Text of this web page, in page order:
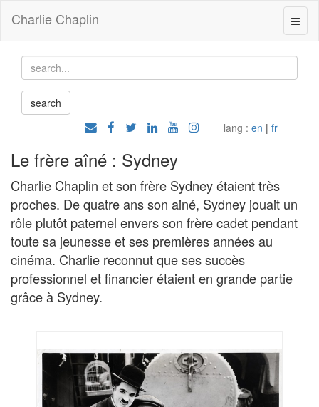
Charlie Chaplin
lang : en | fr
Le frère aîné : Sydney
Charlie Chaplin et son frère Sydney étaient très
proches. De quatre ans son ainé, Sydney jouait un
rôle plutôt paternel envers son frère cadet pendant
toute sa jeunesse et ses premières années au
cinéma. Charlie reconnut que ses succès
professionnel et financier étaient en grande partie
grâce à Sydney.